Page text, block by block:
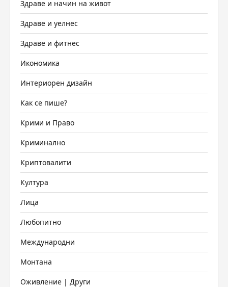
Здраве и начин на живот
Здраве и уелнес
Здраве и фитнес
Икономика
Интериорен дизайн
Как се пише?
Крими и Право
Криминално
Криптовалити
Култура
Лица
Любопитно
Международни
Монтана
Оживление | Други